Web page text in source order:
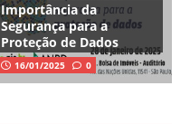
Importância da
Segurança para a
Proteção de Dados
16/01/2025 0